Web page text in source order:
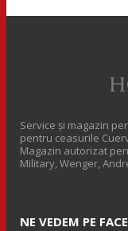
Service și magazin
pentru ceasurile
Magazin autorizat
Military, Wenger,
NE VEDEM PE